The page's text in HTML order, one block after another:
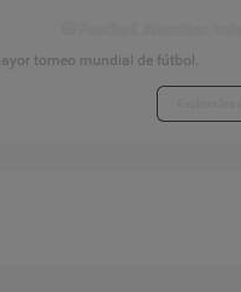
torneo mundial de fútbol.